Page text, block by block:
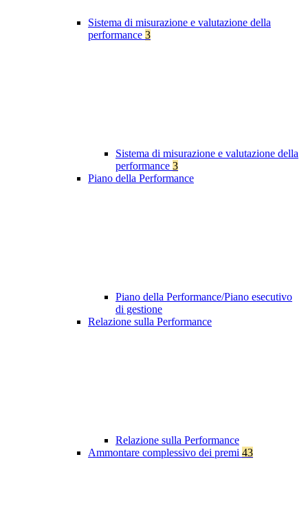
Sistema di misurazione e valutazione della
performance 3
Sistema di misurazione e valutazione della
performance 3
Piano della Performance
Piano della Performance/Piano esecutivo
di gestione
Relazione sulla Performance
Relazione sulla Performance
Ammontare complessivo dei premi 43